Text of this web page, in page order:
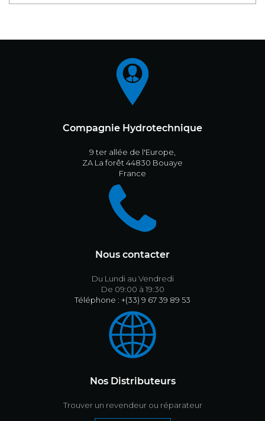
Compagnie Hydrotechnique
9 ter allée de l'Europe,
ZA La forêt 44830 Bouaye
France
Nous contacter
Du Lundi au Vendredi
De 09:00 à 19:30
Téléphone : +(33) 9 67 39 89 53
Nos Distributeurs
Trouver un revendeur ou réparateur